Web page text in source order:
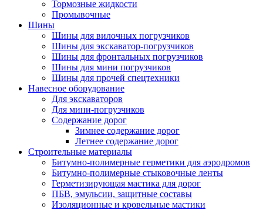
Тормозные жидкости
Промывочные
Шины
Шины для вилочных погрузчиков
Шины для экскаватор-погрузчиков
Шины для фронтальных погрузчиков
Шины для мини погрузчиков
Шины для прочей спецтехники
Навесное оборудование
Для экскаваторов
Для мини-погрузчиков
Содержание дорог
Зимнее содержание дорог
Летнее содержание дорог
Строительные материалы
Битумно-полимерные герметики для аэродромов
Битумно-полимерные стыковочные ленты
Герметизирующая мастика для дорог
ПБВ, эмульсии, защитные составы
Изоляционные и кровельные мастики